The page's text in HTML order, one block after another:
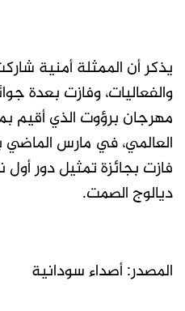
يذكر أن الممثلة أمنية
والفعاليات، وفازت بعدة
مهرجان برؤوت الذي أقيم
العالمي، في مارس
فازت بجائزة تمثيل دور
ديالوج الصمت.
المصدر: أصداء سودانية